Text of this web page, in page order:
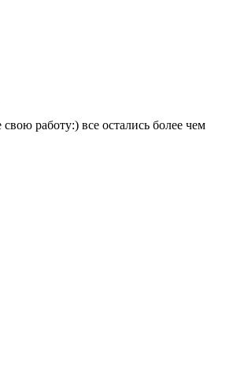
работу:) все остались более чем